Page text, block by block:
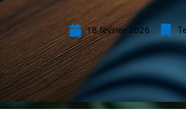
18 février 2026